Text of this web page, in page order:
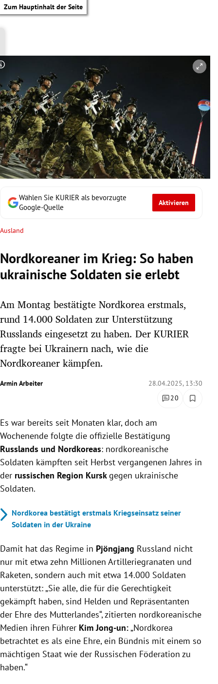
Zum Hauptinhalt der Seite
Untermenü
Untermenü
Untermenü
Untermenü
Untermenü
Untermenü
Untermenü
Untermenü
Wählen Sie KURIER als bevorzugte
Google-Quelle
Aktivieren
Ausland
Nordkoreaner im Krieg: So haben
ukrainische Soldaten sie erlebt
Am Montag bestätigte Nordkorea erstmals,
rund 14.000 Soldaten zur Unterstützung
Russlands eingesetzt zu haben. Der KURIER
fragte bei Ukrainern nach, wie die
Nordkoreaner kämpfen.
Armin Arbeiter
28.04.2025, 13:30
20
Copyright-Hinweis öffnen/schließen
Es war bereits seit Monaten klar, doch am
Wochenende folgte die offizielle Bestätigung
Russlands und Nordkoreas: nordkoreanische
Soldaten kämpften seit Herbst vergangenen Jahres in
der russischen Region Kurskgegen ukrainische
Soldaten.
Nordkorea bestätigt erstmals Kriegseinsatz seiner
Soldaten in der Ukraine
Damit hat das Regime in Pjöngjang Russland nicht
nur mit etwa zehn Millionen Artilleriegranaten und
Raketen, sondern auch mit etwa 14.000 Soldaten
unterstützt: „Sie alle, die für die Gerechtigkeit
gekämpft haben, sind Helden und Repräsentanten
der Ehre des Mutterlandes“, zitierten nordkoreanische
Medien ihren Führer Kim Jong-un:„Nordkorea
betrachtet es als eine Ehre, ein Bündnis mit einem so
mächtigen Staat wie der Russischen Föderation zu
haben.“